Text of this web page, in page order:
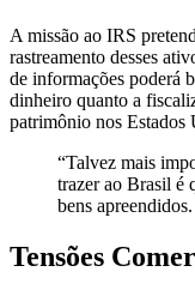
A missão ao IRS
rastreamento desses
de informações poderá
dinheiro quanto a
patrimônio nos Estados
“Talvez mais
trazer ao Brasil é
bens
Tensões